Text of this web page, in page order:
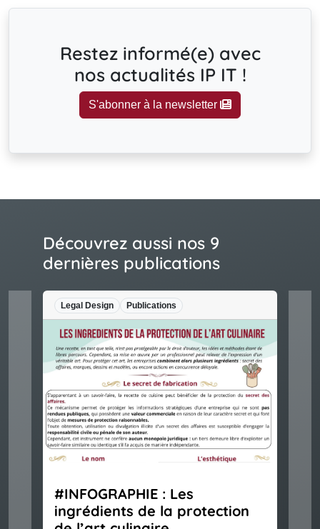
Restez informé(e) avec
nos actualités IP IT !
S'abonner à la newsletter
Découvrez aussi nos 9
dernières publications
Legal Design Publications
#INFOGRAPHIE : Les
ingrédients de la protection